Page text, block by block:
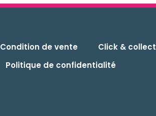
Condition de vente Click & collect
Politique de confidentialité